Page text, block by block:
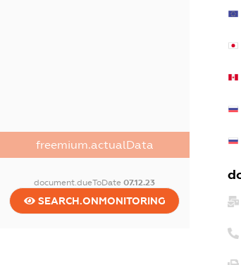
freemium.actualData
document.dueToDate07.12.23
SEARCH.ONMONITORING